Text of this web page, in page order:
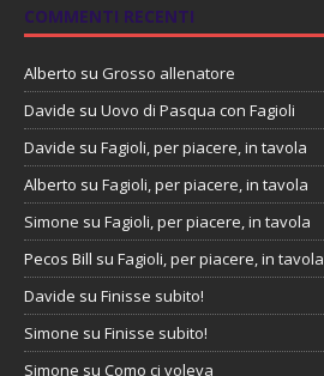
COMMENTI RECENTI
Alberto su Grosso allenatore
Davide su Uovo di Pasqua con Fagioli
Davide su Fagioli, per piacere, in tavola
Alberto su Fagioli, per piacere, in tavola
Simone su Fagioli, per piacere, in tavola
Pecos Bill su Fagioli, per piacere, in tavola
Davide su Finisse subito!
Simone su Finisse subito!
Simone su Como ci voleva